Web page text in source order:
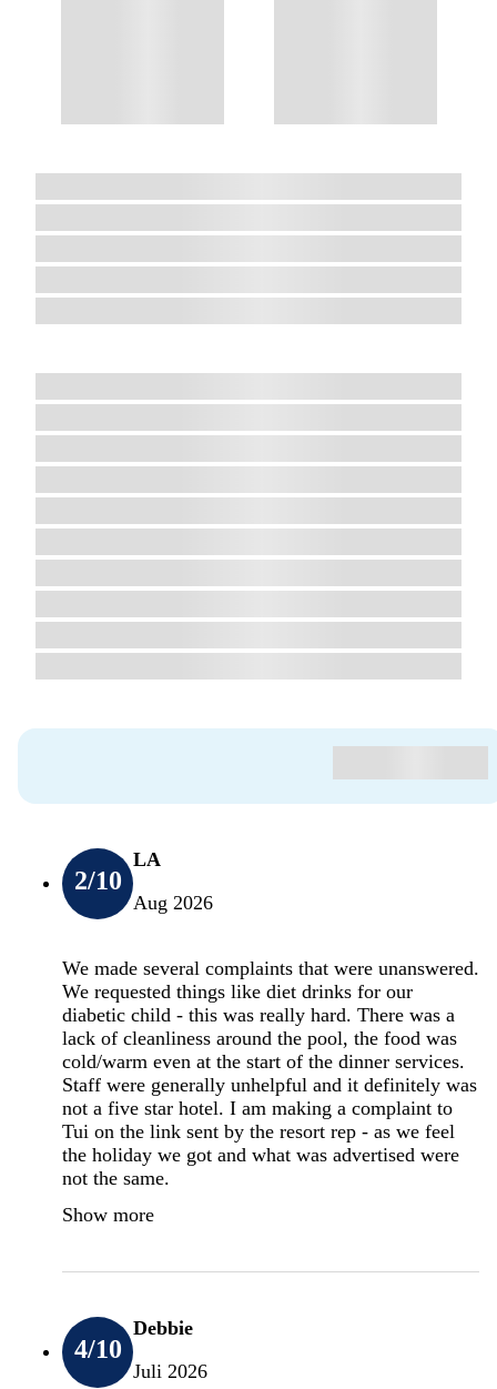
2/10
LA
Aug 2026
We made several complaints that were unanswered.
We requested things like diet drinks for our
diabetic child - this was really hard. There was a
lack of cleanliness around the pool, the food was
cold/warm even at the start of the dinner services.
Staff were generally unhelpful and it definitely was
not a five star hotel. I am making a complaint to
Tui on the link sent by the resort rep - as we feel
the holiday we got and what was advertised were
not the same.
Show more
4/10
Debbie
Juli 2026